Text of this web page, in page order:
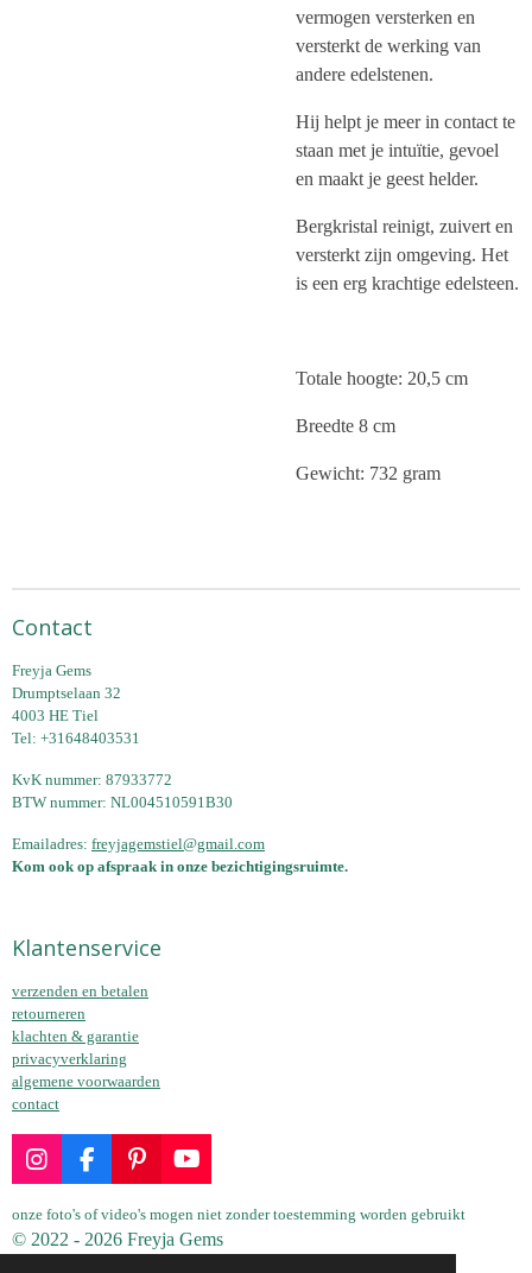
vermogen versterken en
versterkt de werking van
andere edelstenen.
Hij helpt je meer in contact te
staan met je intuïtie, gevoel
en maakt je geest helder.
Bergkristal reinigt, zuivert en
versterkt zijn omgeving. Het
is een erg krachtige edelsteen.
Totale hoogte: 20,5 cm
Breedte 8 cm
Gewicht: 732 gram
Contact
Freyja Gems
Drumptselaan 32
4003 HE Tiel
Tel: +31648403531
KvK nummer: 87933772
BTW nummer: NL004510591B30
Emailadres: freyjagemstiel@gmail.com
Kom ook op afspraak in onze bezichtigingsruimte.
Klantenservice
verzenden en betalen
retourneren
klachten & garantie
privacyverklaring
algemene voorwaarden
contact
I
s
t
a
F
c
e
b
P
n
t
e
Y
u
T
u
onze foto's of video's mogen niet zonder toestemming worden gebruikt
© 2022 - 2026 Freyja Gems